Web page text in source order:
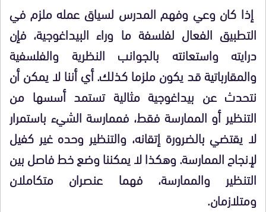
إذا كان وعي وفهم المدرس لسياق عمله ملزم في
التطبيق الفعال لفلسفة ما وراء البيداغوجية، فإن
درايته واستعانته بالجوانب النظرية والفلسفية
والمقارباتية قد يكون ملزما كذلك. أي أننا لا يمكن أن
نتحدث عن بيداغوجية مثالية تستمد أسسها من
التنظير أو الممارسة فقط، فممارسة الشيء باستمرار
لا يقتضي بالضرورة إتقانه، والتنظير وحده غير كفيل
لإنجاح الممارسة. وهكذا لا يمكننا وضع خط فاصل بين
التنظير والممارسة، فهما عنصران متكاملان
ومتلازمان.